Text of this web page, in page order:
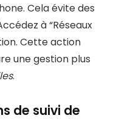
Cela évite des
à “Réseaux
Cette action
une gestion plus
.
de suivi de